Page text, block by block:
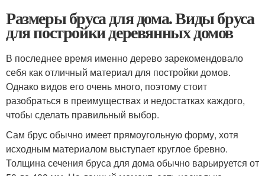
Размеры бруса для дома. Виды бруса
для постройки деревянных домов
В последнее время именно дерево зарекомендовало
себя как отличный материал для постройки домов.
Однако видов его очень много, поэтому стоит
разобраться в преимуществах и недостатках каждого,
чтобы сделать правильный выбор.
Сам брус обычно имеет прямоугольную форму, хотя
исходным материалом выступает круглое бревно.
Толщина сечения бруса для дома обычно варьируется от